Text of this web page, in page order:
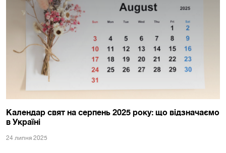
Календар свят на серпень 2025 року: що відзначаємо
в Україні
24 липня 2025